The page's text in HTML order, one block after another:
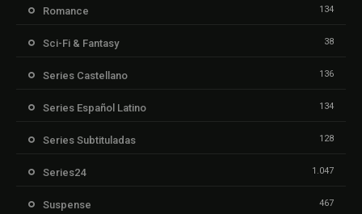
Romance 134
Sci-Fi & Fantasy 38
Series Castellano 136
Series Español Latino 134
Series Subtituladas 128
Series24 1.047
Suspense 467